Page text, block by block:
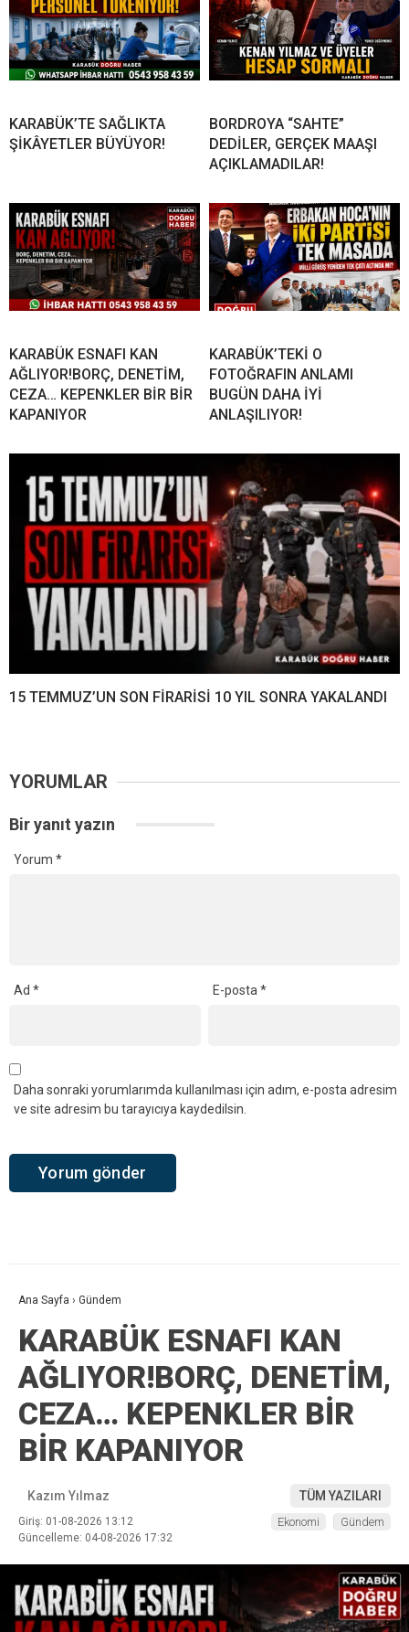
KARABÜK’TE SAĞLIKTA
ŞİKÂYETLER BÜYÜYOR!
BORDROYA “SAHTE”
DEDİLER, GERÇEK MAAŞI
AÇIKLAMADILAR!
KARABÜK ESNAFI KAN
AĞLIYOR!BORÇ, DENETİM,
CEZA… KEPENKLER BİR BİR
KAPANIYOR
KARABÜK’TEKİ O
FOTOĞRAFIN ANLAMI
BUGÜN DAHA İYİ
ANLAŞILIYOR!
15 TEMMUZ’UN SON FİRARİSİ 10 YIL SONRA YAKALANDI
YORUMLAR
Bir yanıt yazın
Yorum *
Ad * E-posta*
Daha sonraki yorumlarımda kullanılması için adım, e-posta adresim
ve site adresim bu tarayıcıya kaydedilsin.
Ana Sayfa › Gündem
KARABÜK ESNAFI KAN
AĞLIYOR!BORÇ, DENETİM,
CEZA… KEPENKLER BİR
BİR KAPANIYOR
Kazım Yılmaz TÜM YAZILARI
Giriş: 01-08-2026 13:12
Güncelleme: 04-08-2026 17:32
Ekonomi Gündem